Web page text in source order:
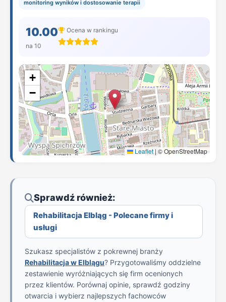
monitoring wyników i dostosowanie terapii
10.00
na 10
Ocena w rankingu
+
−
Leaflet |© OpenStreetMap
Sprawdź również:
Rehabilitacja Elbląg - Polecane firmy i
usługi
Szukasz specjalistów z pokrewnej branży
Rehabilitacja w Elblągu? Przygotowaliśmy oddzielne
zestawienie wyróżniających się firm ocenionych
przez klientów. Porównaj opinie, sprawdź godziny
otwarcia i wybierz najlepszych fachowców